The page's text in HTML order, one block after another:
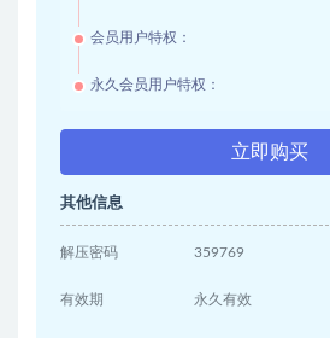
会员用户特权：
永久会员用户特权：
立即购买
其他信息
解压密码 359769
有效期 永久有效